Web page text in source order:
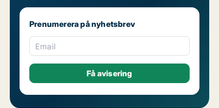
Prenumerera på nyhetsbrev
Email